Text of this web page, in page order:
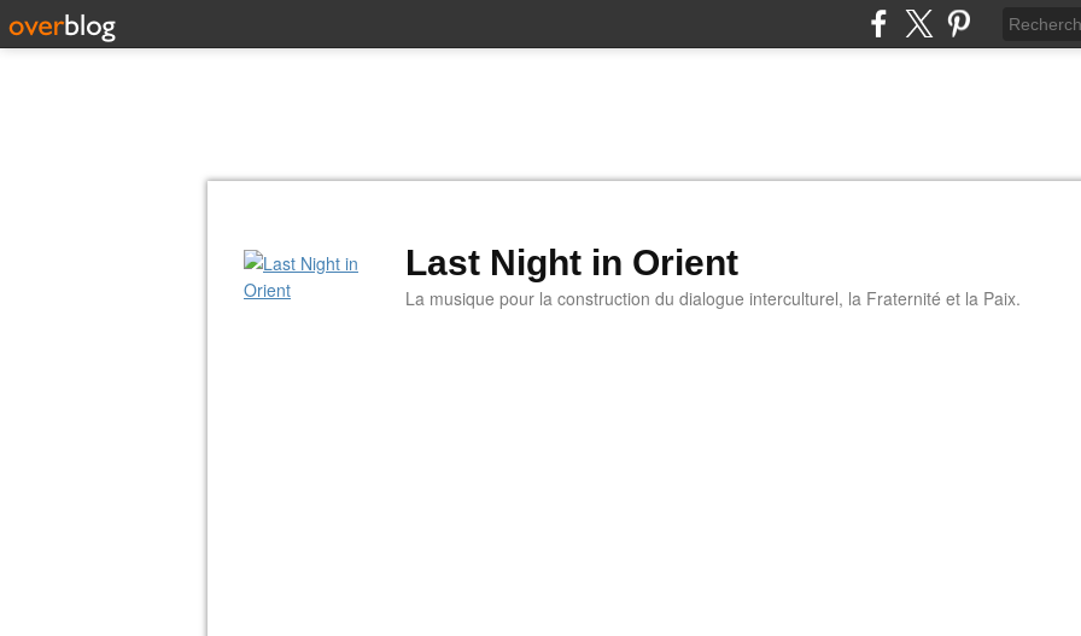
Last Night in Orient
La musique pour la construction du dialogue interculturel, la Fraternité et la Paix.